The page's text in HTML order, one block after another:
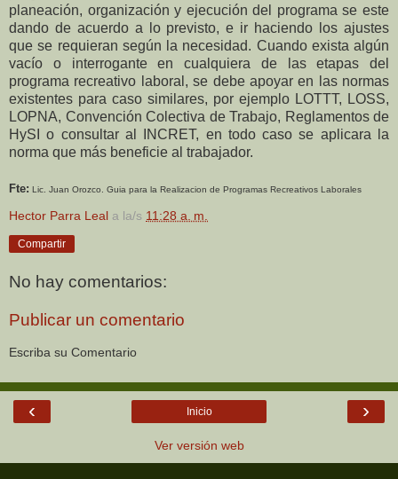
planeación, organización y ejecución del programa se este
dando de acuerdo a lo previsto, e ir haciendo los ajustes
que se requieran según la necesidad. Cuando exista algún
vacío o interrogante en cualquiera de las etapas del
programa recreativo laboral, se debe apoyar en las normas
existentes para caso similares, por ejemplo LOTTT, LOSS,
LOPNA, Convención Colectiva de Trabajo, Reglamentos de
HySI o consultar al INCRET, en todo caso se aplicara la
norma que más beneficie al trabajador.
Fte: Lic. Juan Orozco. Guia para la Realizacion de Programas Recreativos Laborales
Hector Parra Leal a la/s 11:28 a. m.
Compartir
No hay comentarios:
Publicar un comentario
Escriba su Comentario
‹ ›
Inicio
Ver versión web